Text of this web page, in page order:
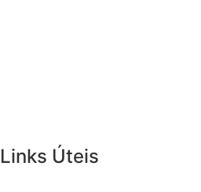
Links Úteis